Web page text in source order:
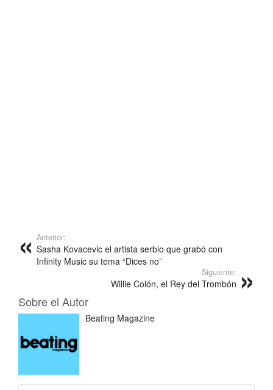
Anterior:
Sasha Kovacevic el artista serbio que grabó con
Infinity Music su tema “Dices no”
Siguiente:
Willie Colón, el Rey del Trombón
Sobre el Autor
Beating Magazine